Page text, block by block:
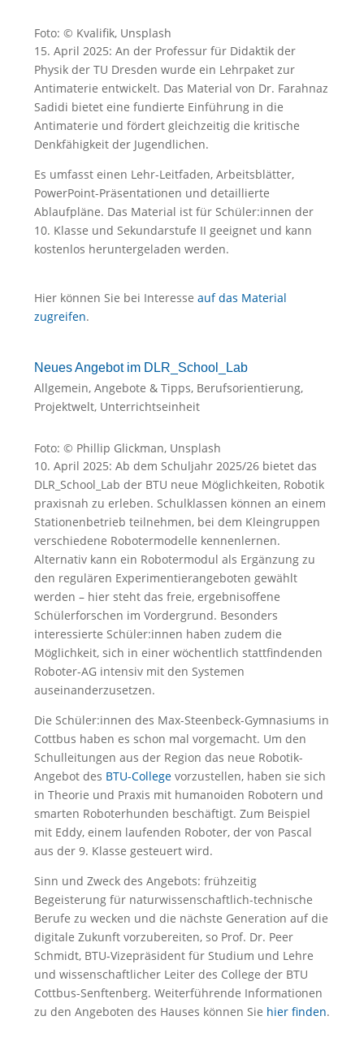
Foto: © Kvalifik, Unsplash
15. April 2025: An der Professur für Didaktik der
Physik der TU Dresden wurde ein Lehrpaket zur
Antimaterie entwickelt. Das Material von Dr. Farahnaz
Sadidi bietet eine fundierte Einführung in die
Antimaterie und fördert gleichzeitig die kritische
Denkfähigkeit der Jugendlichen.
Es umfasst einen Lehr-Leitfaden, Arbeitsblätter,
PowerPoint-Präsentationen und detaillierte
Ablaufpläne. Das Material ist für Schüler:innen der
10. Klasse und Sekundarstufe II geeignet und kann
kostenlos heruntergeladen werden.
Hier können Sie bei Interesse auf das Material
zugreifen.
Neues Angebot im DLR_School_Lab
Allgemein, Angebote & Tipps, Berufsorientierung,
Projektwelt, Unterrichtseinheit
Foto: © Phillip Glickman, Unsplash
10. April 2025: Ab dem Schuljahr 2025/26 bietet das
DLR_School_Lab der BTU neue Möglichkeiten, Robotik
praxisnah zu erleben. Schulklassen können an einem
Stationenbetrieb teilnehmen, bei dem Kleingruppen
verschiedene Robotermodelle kennenlernen.
Alternativ kann ein Robotermodul als Ergänzung zu
den regulären Experimentierangeboten gewählt
werden – hier steht das freie, ergebnisoffene
Schülerforschen im Vordergrund. Besonders
interessierte Schüler:innen haben zudem die
Möglichkeit, sich in einer wöchentlich stattfindenden
Roboter-AG intensiv mit den Systemen
auseinanderzusetzen.
Die Schüler:innen des Max-Steenbeck-Gymnasiums in
Cottbus haben es schon mal vorgemacht. Um den
Schulleitungen aus der Region das neue Robotik-
Angebot des BTU-College vorzustellen, haben sie sich
in Theorie und Praxis mit humanoiden Robotern und
smarten Roboterhunden beschäftigt. Zum Beispiel
mit Eddy, einem laufenden Roboter, der von Pascal
aus der 9. Klasse gesteuert wird.
Sinn und Zweck des Angebots: frühzeitig
Begeisterung für naturwissenschaftlich-technische
Berufe zu wecken und die nächste Generation auf die
digitale Zukunft vorzubereiten, so Prof. Dr. Peer
Schmidt, BTU-Vizepräsident für Studium und Lehre
und wissenschaftlicher Leiter des College der BTU
Cottbus-Senftenberg. Weiterführende Informationen
zu den Angeboten des Hauses können Sie hier finden.